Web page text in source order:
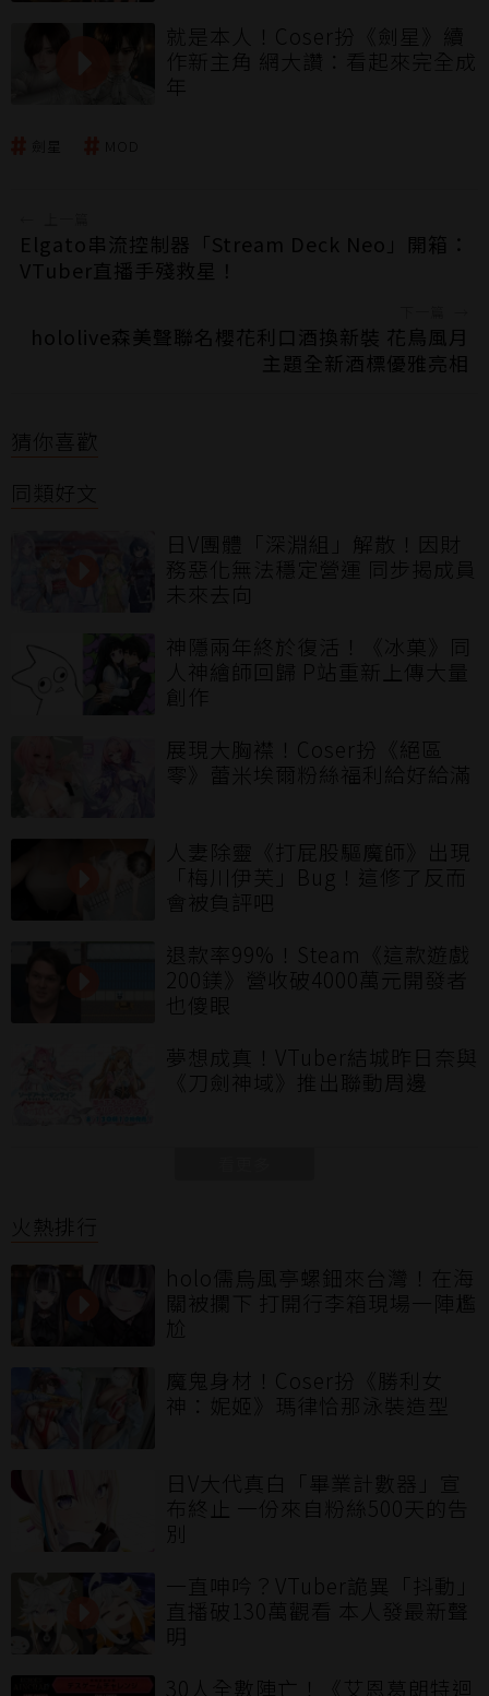
就是本人！Coser扮《劍星》續
作新主角 網大讚：看起來完全成
年
劍星
Elgato串流控制器「Stream Deck Neo」開箱：
VTuber直播手殘救星！
hololive森美聲聯名櫻花利口酒換新裝 花鳥風月
主題全新酒標優雅亮相
猜你喜歡
同類好文
日V團體「深淵組」解散！因財
務惡化無法穩定營運 同步揭成員
未來去向
神隱兩年終於復活！《冰菓》同
人神繪師回歸 P站重新上傳大量
創作
展現大胸襟！Coser扮《絕區
零》蕾米埃爾粉絲福利給好給滿
人妻除靈《打屁股驅魔師》出現
「梅川伊芙」Bug！這修了反而
會被負評吧
退款率99%！Steam《這款遊戲
200鎂》營收破4000萬元開發者
也傻眼
夢想成真！VTuber結城昨日奈與
《刀劍神域》推出聯動周邊
火熱排行
holo儒烏風亭螺鈿來台灣！在海
關被攔下 打開行李箱現場一陣尷
尬
魔鬼身材！Coser扮《勝利女
神：妮姬》瑪律恰那泳裝造型
日V大代真白「畢業計數器」宣
布終止 一份來自粉絲500天的告
別
一直呻吟？VTuber詭異「抖動」
直播破130萬觀看 本人發最新聲
明
30人全數陣亡！《艾恩葛朗特迴